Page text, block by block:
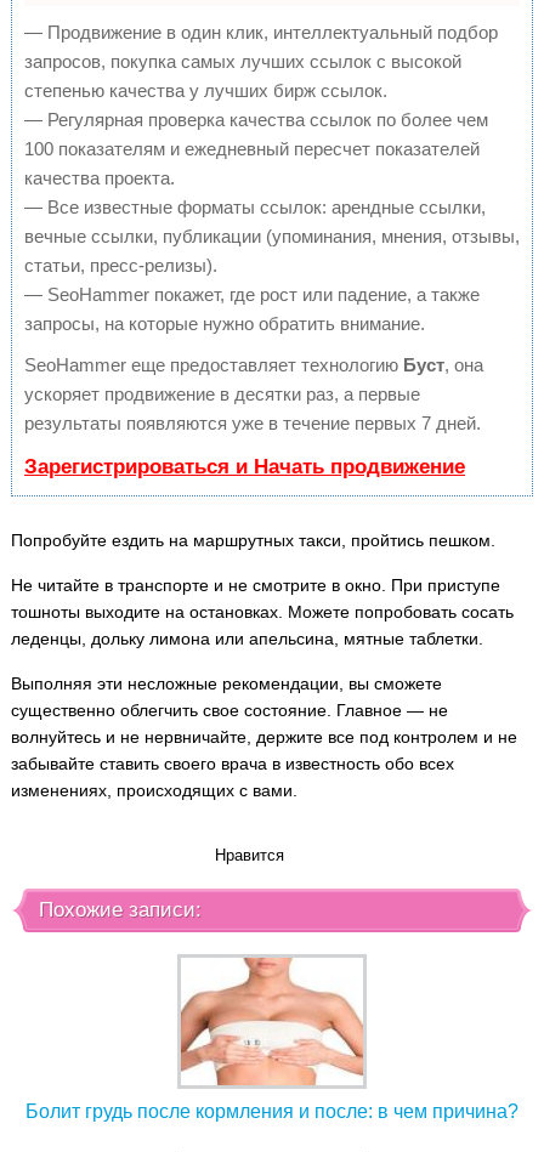
— Продвижение в один клик, интеллектуальный подбор
запросов, покупка самых лучших ссылок с высокой
степенью качества у лучших бирж ссылок.
— Регулярная проверка качества ссылок по более чем
100 показателям и ежедневный пересчет показателей
качества проекта.
— Все известные форматы ссылок: арендные ссылки,
вечные ссылки, публикации (упоминания, мнения, отзывы,
статьи, пресс-релизы).
— SeoHammer покажет, где рост или падение, а также
запросы, на которые нужно обратить внимание.
SeoHammer еще предоставляет технологию Буст, она
ускоряет продвижение в десятки раз, а первые
результаты появляются уже в течение первых 7 дней.
Зарегистрироваться и Начать продвижение
Попробуйте ездить на маршрутных такси, пройтись пешком.
Не читайте в транспорте и не смотрите в окно. При приступе
тошноты выходите на остановках. Можете попробовать сосать
леденцы, дольку лимона или апельсина, мятные таблетки.
Выполняя эти несложные рекомендации, вы сможете
существенно облегчить свое состояние. Главное — не
волнуйтесь и не нервничайте, держите все под контролем и не
забывайте ставить своего врача в известность обо всех
изменениях, происходящих с вами.
Нравится
Похожие записи:
Болит грудь после кормления и после: в чем причина?